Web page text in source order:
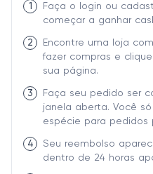
1
Faça o login ou
começar a ganhar
2
Encontre uma loja
fazer compras e
sua página.
3
Faça seu pedido ser
janela aberta. Você
espécie para pedidos
4
Seu reembolso
dentro de 24 horas